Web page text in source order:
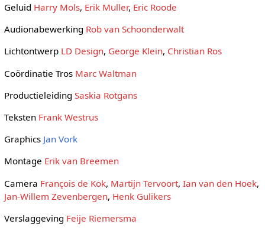
Geluid Harry Mols, Erik Muller, Eric Roode
Audionabewerking Rob van Schoonderwalt
Lichtontwerp LD Design, George Klein, Christian Ros
Coördinatie Tros Marc Waltman
Productieleiding Saskia Rotgans
Teksten Frank Westrus
Graphics Jan Vork
Montage Erik van Breemen
Camera François de Kok, Martijn Tervoort, Ian van den Hoek,
Jan-Willem Zevenbergen, Henk Gulikers
Verslaggeving Feije Riemersma